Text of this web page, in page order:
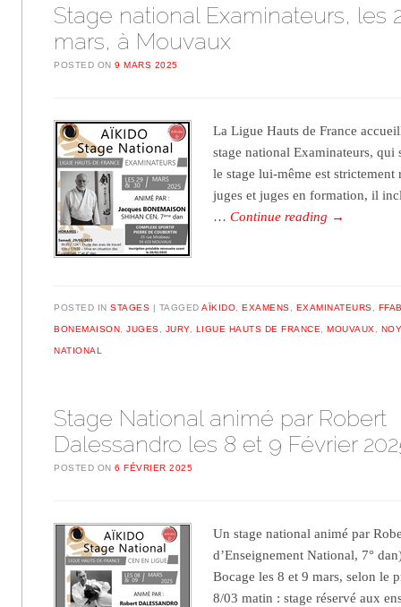
Stage national Examinateurs, les
mars, à Mouvaux
POSTED ON9 MARS 2025
La Ligue Hauts de France
stage national Examinateurs,
le stage lui-même est strictement
juges et juges en formation, il
…Continue reading →
POSTED INSTAGES TAGGEDAÏKIDO, EXAMENS, EXAMINATEURS,
BONEMAISON,JUGES, JURY, LIGUE HAUTS DE FRANCE, MOUVAUX,
NATIONAL
Stage National animé par Robert
Dalessandro les 8 et 9 Février
POSTED ON6 FÉVRIER 2025
Un stage national animé par
d’Enseignement National, 7°
Bocage les 8 et 9 mars, selon le
8/03 matin : stage réservé aux